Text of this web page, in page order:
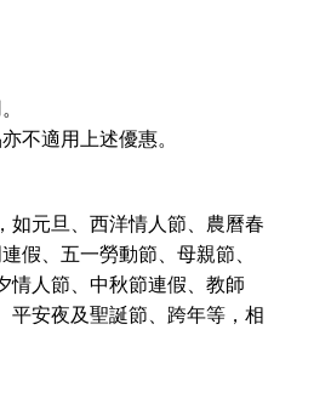
不適用上述優惠。
如元旦、西洋情人節、農曆春
假、五一勞動節、母親節、
情人節、中秋節連假、教師
平安夜及聖誕節、跨年等，相